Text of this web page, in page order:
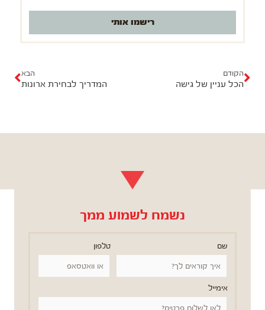
רישמו אותי
ו
הקודם
הכל עניין של גישה
הבא
המדריך לבחירת ארונות
ב
א
נשמח לשמוע ממך
שם טלפון
אימייל